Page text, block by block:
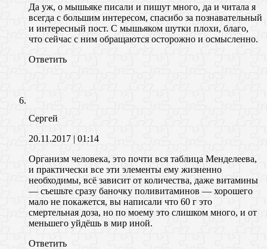
Да уж, о мышьяке писали и пишут много, да и читала я
всегда с большим интересом, спасибо за познавательный
и интересный пост. С мышьяком шутки плохи, благо,
что сейчас с ним обращаются осторожно и осмысленно.
Ответить
Сергей
20.11.2017 | 01:14
Организм человека, это почти вся таблица Менделеева,
и практически все эти элементы ему жизненно
необходимы, всё зависит от количества, даже витамины
— съешьте сразу баночку поливитаминов — хорошего
мало не покажется, вы написали что 60 г это
смертельная доза, но по моему это слишком много, и от
меньшего уйдёшь в мир иной.
Ответить